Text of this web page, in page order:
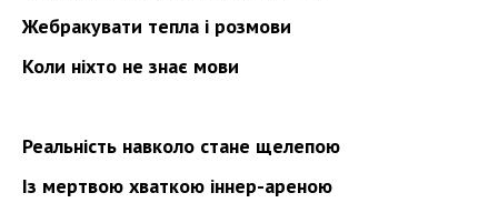
Жебракувати тепла і розмови
Коли ніхто не знає мови
Реальність навколо стане щелепою
Із мертвою хваткою іннер-ареною